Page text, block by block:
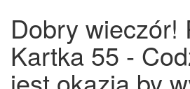
Dobry wieczór!
Kartka 55 -